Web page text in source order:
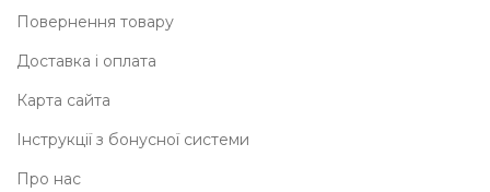
Повернення товару
Доставка і оплата
Карта сайта
Інструкції з бонусної системи
Про нас